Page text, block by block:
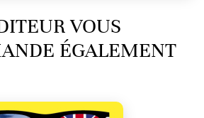
VOUS
ÉGALEMENT